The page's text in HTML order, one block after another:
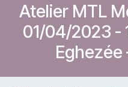
Atelier MTL
01/04/2023 -
Eghezée